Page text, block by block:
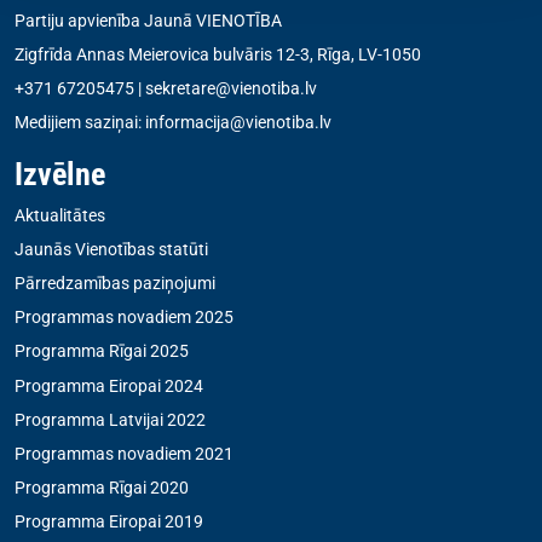
Partiju apvienība Jaunā VIENOTĪBA
Zigfrīda Annas Meierovica bulvāris 12-3, Rīga, LV-1050
+371 67205475 |sekretare@vienotiba.lv
Medijiem saziņai: informacija@vienotiba.lv
Izvēlne
Aktualitātes
Jaunās Vienotības statūti
Pārredzamības paziņojumi
Programmas novadiem 2025
Programma Rīgai 2025
Programma Eiropai 2024
Programma Latvijai 2022
Programmas novadiem 2021
Programma Rīgai 2020
Programma Eiropai 2019